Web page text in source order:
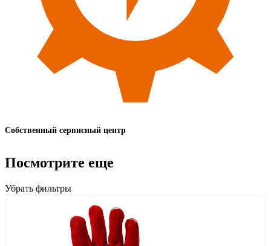
Собственный сервисный центр
Посмотрите еще
Убрать фильтры